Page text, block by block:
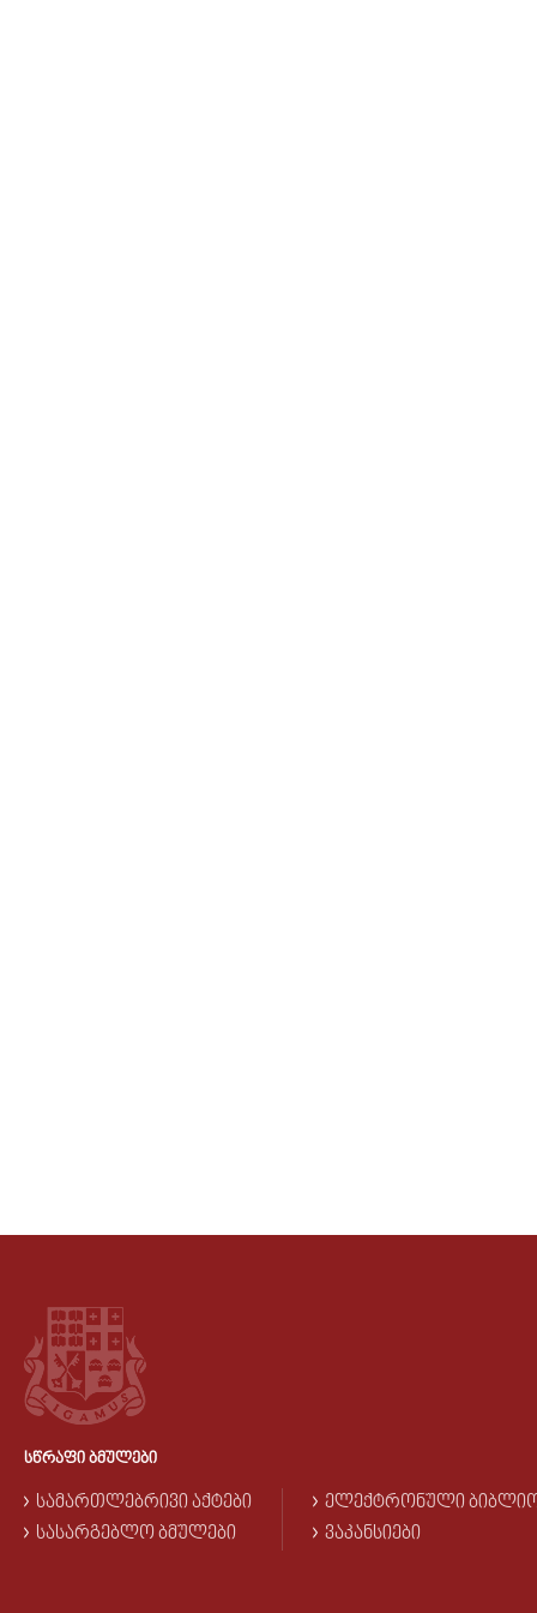
ᲡᲬᲠᲐᲤᲘ ᲑᲛᲣᲚᲔᲑᲘ
ᲡᲐᲛᲐᲠᲗᲚᲔᲑᲠᲘᲕᲘ ᲐᲥᲢᲔᲑᲘ
ᲡᲐᲡᲐᲠᲒᲔᲑᲚᲝ ᲑᲛᲣᲚᲔᲑᲘ
ᲔᲚᲔᲥᲢᲠᲝᲜᲣᲚᲘ
ᲕᲐᲙᲐᲜᲡᲘᲔᲑᲘ